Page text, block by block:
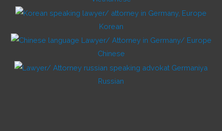
Korean
Chinese
Russian